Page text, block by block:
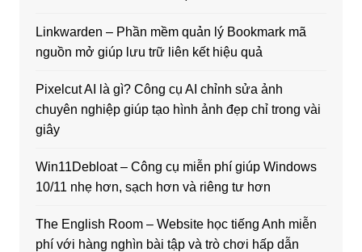
Linkwarden – Phần mềm quản lý Bookmark mã
nguồn mở giúp lưu trữ liên kết hiệu quả
Pixelcut AI là gì? Công cụ AI chỉnh sửa ảnh
chuyên nghiệp giúp tạo hình ảnh đẹp chỉ trong vài
giây
Win11Debloat – Công cụ miễn phí giúp Windows
10/11 nhẹ hơn, sạch hơn và riêng tư hơn
The English Room – Website học tiếng Anh miễn
phí với hàng nghìn bài tập và trò chơi hấp dẫn